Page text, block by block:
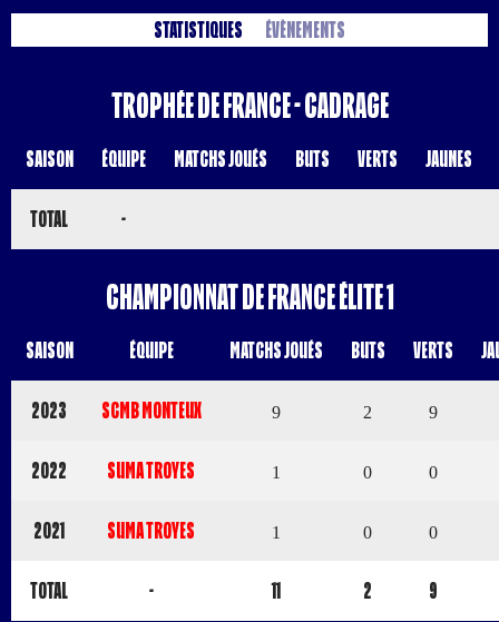
Statistiques Évènements
Trophée de France - Cadrage
Saison Équipe Matchs Joués Buts Verts Jaunes
Total -
Championnat de France Élite 1
Saison Équipe Matchs Joués Buts Verts
2023 SCMB MONTEUX 9 2 9
2022 SUMA TROYES 1 0 0
2021 SUMA TROYES 1 0 0
Total - 11 2 9